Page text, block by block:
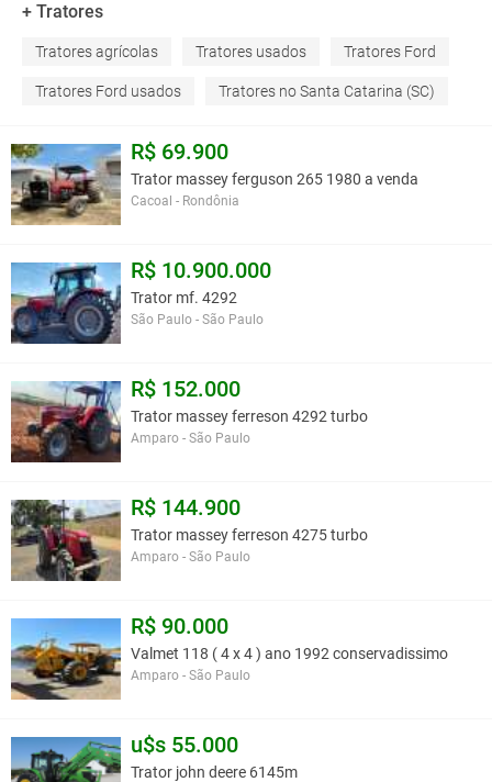
+ Tratores
Tratores agrícolas Tratores usados Tratores Ford
Tratores Ford usados Tratores no Santa Catarina (SC)
R$ 69.900
Trator massey ferguson 265 1980 a venda
Cacoal - Rondônia
R$ 10.900.000
Trator mf. 4292
São Paulo - São Paulo
R$ 152.000
Trator massey ferreson 4292 turbo
Amparo - São Paulo
R$ 144.900
Trator massey ferreson 4275 turbo
Amparo - São Paulo
R$ 90.000
Valmet 118 ( 4 x 4 ) ano 1992 conservadissimo
Amparo - São Paulo
u$s 55.000
Trator john deere 6145m